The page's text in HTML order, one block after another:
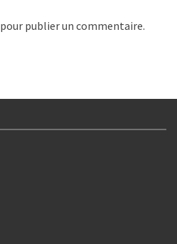
pour publier un commentaire.